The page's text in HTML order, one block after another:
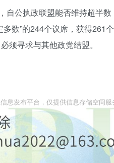
公执政联盟能否维持超半数
数”的244个议席，获得261
须寻求与其他政党结盟。
息发布平台，仅提供信息存储空间服